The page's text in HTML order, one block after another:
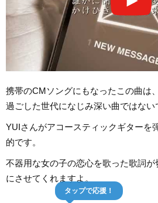
携帯のCMソングにもなったこの曲は
過ごした世代になじみ深い曲ではない
YUIさんがアコースティックギターを
的です。
不器用な女の子の恋心を歌った歌詞
にさせてくれますよ。
タップで応援！